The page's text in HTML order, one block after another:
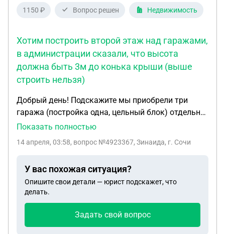
стоящий на учете и данный объект не вводился в
внесение изменений
1150 ₽ Вопрос решен Недвижимость
Хотим построить второй этаж над гаражами,
в администрации сказали, что высота
должна быть 3м до конька крыши (выше
строить нельзя)
Добрый день! Подскажите мы приобрели три
гаража (постройка одна, цельный блок) отдельно
от других гаражей. Хотим построить второй этаж
высота должна быть 3м до конька крыши (выше
можно достроить второго этажа и как законно
поэтапно оформить документы ?
Показать полностью
14 апреля, 03:58, вопрос №4923367, Зинаида, г. Сочи
У вас похожая ситуация?
Опишите свои детали — юрист подскажет, что
делать.
Задать свой вопрос